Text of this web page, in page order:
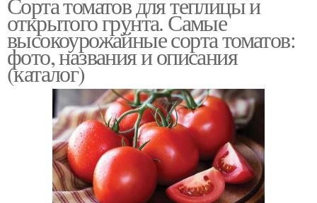
открытого грунта. Самые
высокоурожайные сорта томатов:
фото, названия и описания
(каталог)